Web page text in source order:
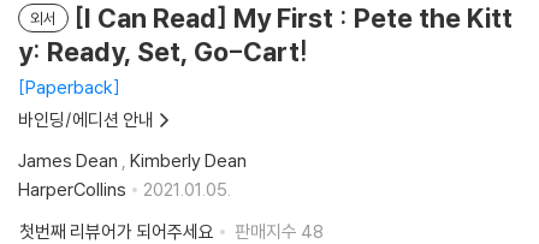
외서
[I Can Read] My First : Pete the Kitt
y: Ready, Set, Go-Cart!
Paperback
바인딩/에디션 안내
James Dean , Kimberly Dean
HarperCollins
2021.01.05.
첫번째 리뷰어가 되어주세요
판매지수 48